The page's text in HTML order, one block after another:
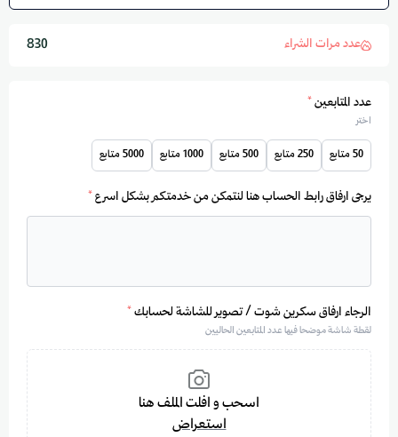
عدد مرات الشراء 830
عدد المتابعين*
اختر
50 متابع 250 متابع 500 متابع 1000 متابع 5000 متابع
يرجى ارفاق رابط الحساب هنا لنتمكن من خدمتكم بشكل اسرع*
الرجاء ارفاق سكرين شوت / تصوير للشاشة لحسابك*
لقطة شاشة موضحا فيها عدد المتابعين الحاليين
اسحب و افلت الملف هنا
استعراض